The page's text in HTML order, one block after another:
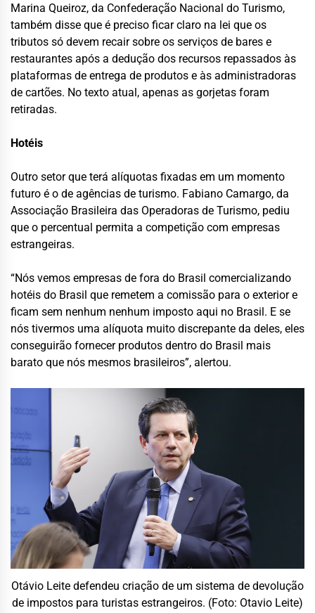
Marina Queiroz, da Confederação Nacional do Turismo,
também disse que é preciso ficar claro na lei que os
tributos só devem recair sobre os serviços de bares e
restaurantes após a dedução dos recursos repassados às
plataformas de entrega de produtos e às administradoras
de cartões. No texto atual, apenas as gorjetas foram
retiradas.
Hotéis
Outro setor que terá alíquotas fixadas em um momento
futuro é o de agências de turismo. Fabiano Camargo, da
Associação Brasileira das Operadoras de Turismo, pediu
que o percentual permita a competição com empresas
estrangeiras.
“Nós vemos empresas de fora do Brasil comercializando
hotéis do Brasil que remetem a comissão para o exterior e
ficam sem nenhum nenhum imposto aqui no Brasil. E se
nós tivermos uma alíquota muito discrepante da deles, eles
conseguirão fornecer produtos dentro do Brasil mais
barato que nós mesmos brasileiros”, alertou.
Otávio Leite defendeu criação de um sistema de devolução
de impostos para turistas estrangeiros. (Foto: Otavio Leite)